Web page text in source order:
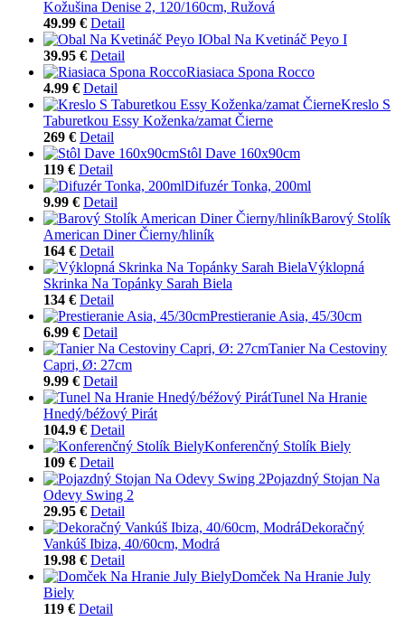
Kožušina Denise 2, 120/160cm, Ružová
49.99 € Detail
Obal Na Kvetináč Peyo I
39.95 € Detail
Riasiaca Spona Rocco
4.99 € Detail
Kreslo S
Taburetkou Essy Koženka/zamat Čierne
269 € Detail
Stôl Dave 160x90cm
119 € Detail
Difuzér Tonka, 200ml
9.99 € Detail
Barový Stolík
American Diner Čierny/hliník
164 € Detail
Výklopná
Skrinka Na Topánky Sarah Biela
134 € Detail
Prestieranie Asia, 45/30cm
6.99 € Detail
Tanier Na Cestoviny
Capri, Ø: 27cm
9.99 € Detail
Tunel Na Hranie
Hnedý/béžový Pirát
104.9 € Detail
Konferenčný Stolík Biely
109 € Detail
Pojazdný Stojan Na
Odevy Swing 2
29.95 € Detail
Dekoračný
Vankúš Ibiza, 40/60cm, Modrá
19.98 € Detail
Domček Na Hranie July
Biely
119 € Detail